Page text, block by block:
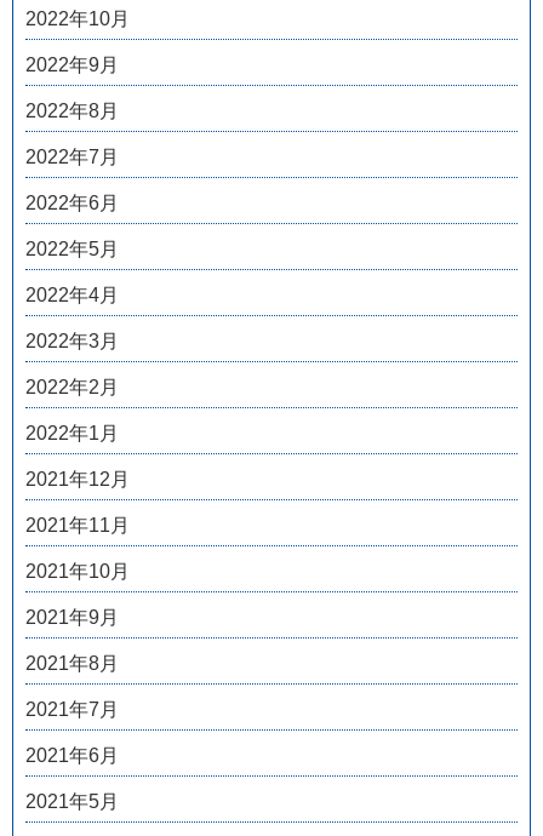
2022年10月
2022年9月
2022年8月
2022年7月
2022年6月
2022年5月
2022年4月
2022年3月
2022年2月
2022年1月
2021年12月
2021年11月
2021年10月
2021年9月
2021年8月
2021年7月
2021年6月
2021年5月